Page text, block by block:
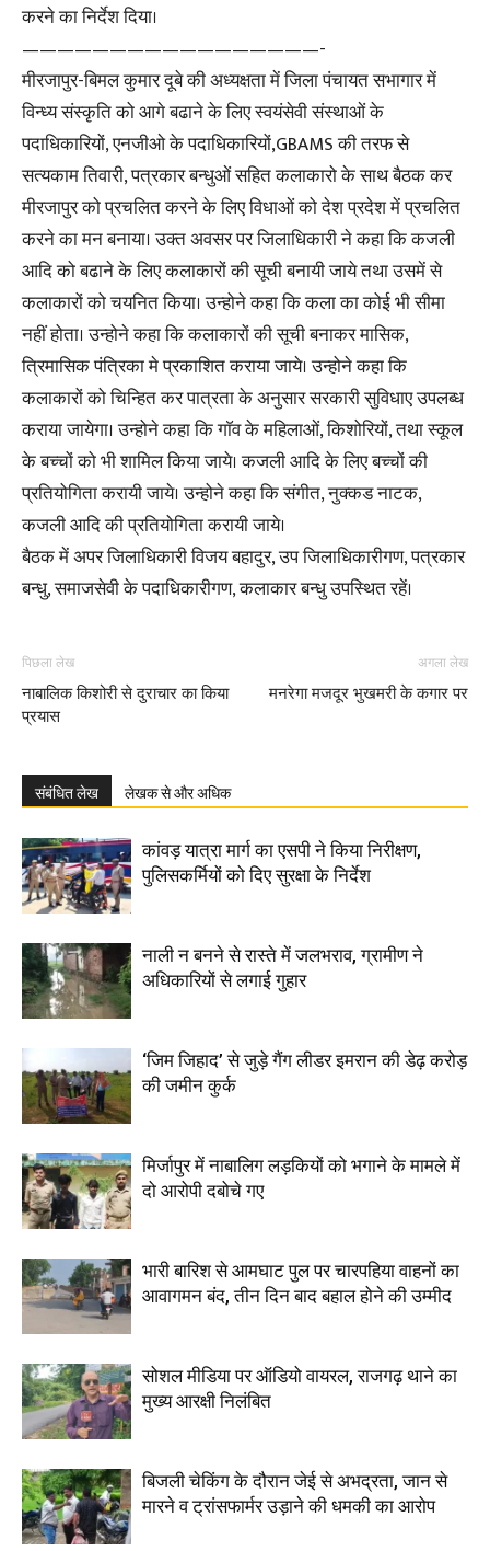
करने का निर्देश दिया।
—————————————————-
मीरजापुर-बिमल कुमार दूबे की अध्यक्षता में जिला पंचायत सभागार में
विन्ध्य संस्कृति को आगे बढाने के लिए स्वयंसेवी संस्थाओं के
पदाधिकारियों, एनजीओ के पदाधिकारियों,GBAMS की तरफ से
सत्यकाम तिवारी, पत्रकार बन्धुओं सहित कलाकारो के साथ बैठक कर
मीरजापुर को प्रचलित करने के लिए विधाओं को देश प्रदेश में प्रचलित
करने का मन बनाया। उक्त अवसर पर जिलाधिकारी ने कहा कि कजली
आदि को बढाने के लिए कलाकारों की सूची बनायी जाये तथा उसमें से
कलाकारों को चयनित किया। उन्होने कहा कि कला का कोई भी सीमा
नहीं होता। उन्होने कहा कि कलाकारों की सूची बनाकर मासिक,
त्रिमासिक पंत्रिका मे प्रकाशित कराया जाये। उन्होने कहा कि
कलाकारों को चिन्हित कर पात्रता के अनुसार सरकारी सुविधाए उपलब्ध
कराया जायेगा। उन्होने कहा कि गाॅव के महिलाओं, किशोरियों, तथा स्कूल
के बच्चों को भी शामिल किया जाये। कजली आदि के लिए बच्चों की
प्रतियोगिता करायी जाये। उन्होने कहा कि संगीत, नुक्कड नाटक,
कजली आदि की प्रतियोगिता करायी जाये।
बैठक में अपर जिलाधिकारी विजय बहादुर, उप जिलाधिकारीगण, पत्रकार
बन्धु, समाजसेवी के पदाधिकारीगण, कलाकार बन्धु उपस्थित रहें।
पिछला लेख
नाबालिक किशोरी से दुराचार का किया
प्रयास
अगला लेख
मनरेगा मजदूर भुखमरी के कगार पर
संबंधित लेख लेखक से और अधिक
कांवड़ यात्रा मार्ग का एसपी ने किया निरीक्षण,
पुलिसकर्मियों को दिए सुरक्षा के निर्देश
नाली न बनने से रास्ते में जलभराव, ग्रामीण ने
अधिकारियों से लगाई गुहार
‘जिम जिहाद’ से जुड़े गैंग लीडर इमरान की डेढ़ करोड़
की जमीन कुर्क
मिर्जापुर में नाबालिग लड़कियों को भगाने के मामले में
दो आरोपी दबोचे गए
भारी बारिश से आमघाट पुल पर चारपहिया वाहनों का
आवागमन बंद, तीन दिन बाद बहाल होने की उम्मीद
सोशल मीडिया पर ऑडियो वायरल, राजगढ़ थाने का
मुख्य आरक्षी निलंबित
बिजली चेकिंग के दौरान जेई से अभद्रता, जान से
मारने व ट्रांसफार्मर उड़ाने की धमकी का आरोप